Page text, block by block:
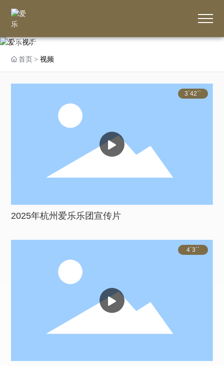
爱乐视听
首页 视频
3`42``
2025年杭州爱乐乐团宣传片
4`3``